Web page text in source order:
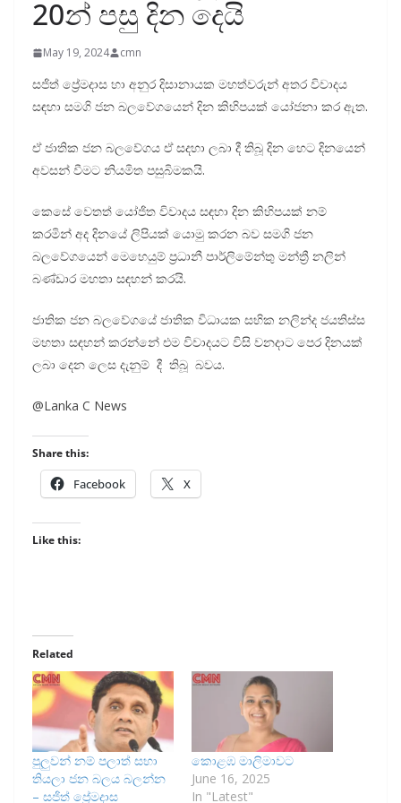
20න් පසු දින දෙයි
May 19, 2024 cmn
සජිත් ප්‍රේමදාස හා අනුර දිසානායක මහත්වරුන් අතර විවාදය
සඳහා සමගි ජන බලවේගයෙන් දින කිහිපයක් යෝජනා කර ඇත.
ඒ ජාතික ජන බලවේගය ඒ සදහා ලබා දී තිබූ දින හෙට දිනයෙන්
අවසන් වීමට නියමිත පසුබිමකයි.
කෙසේ වෙතත් යෝජිත විවාදය සඳහා දින කිහිපයක් නම්
කරමින් අද දිනයේ ලිපියක් යොමු කරන බව සමගි ජන
බලවේගයෙන් මෙහෙයුම් ප්‍රධානී පාර්ලිමේන්තු මන්ත්‍රී නලින්
බණ්ඩාර මහතා සඳහන් කරයි.
ජාතික ජන බලවේගයේ ජාතික විධායක සභික නලින්ද ජයතිස්ස
මහතා සඳහන් කරන්නේ එම විවාදයට විසි වනදාට පෙර දිනයක්
ලබා දෙන ලෙස දැනුම් දී තිබූ බවය.
@Lanka C News
Share this:
Facebook X
Like this:
Related
පුලුවන් නම් පලාත් සභා
තියලා ජන බලය බලන්න
– සජිත් ප්‍රේමදාස
කොළඹ මාලිමාවට
June 16, 2025
In "Latest"